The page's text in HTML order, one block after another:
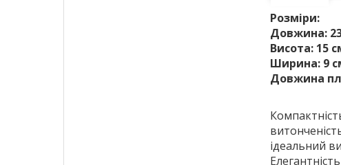
Розміри:
Довжина:
Висота: 15
Ширина: 9
Довжина
ідеальний